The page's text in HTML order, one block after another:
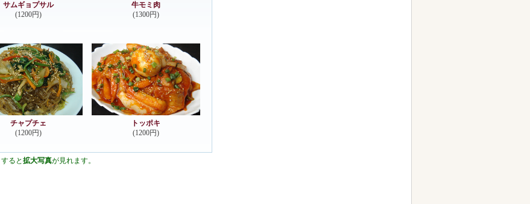
サムギョプサル
(1200円)
牛モミ肉
(1300円)
チャプチェ
(1200円)
トッポキ
(1200円)
ると拡大写真が見れます。